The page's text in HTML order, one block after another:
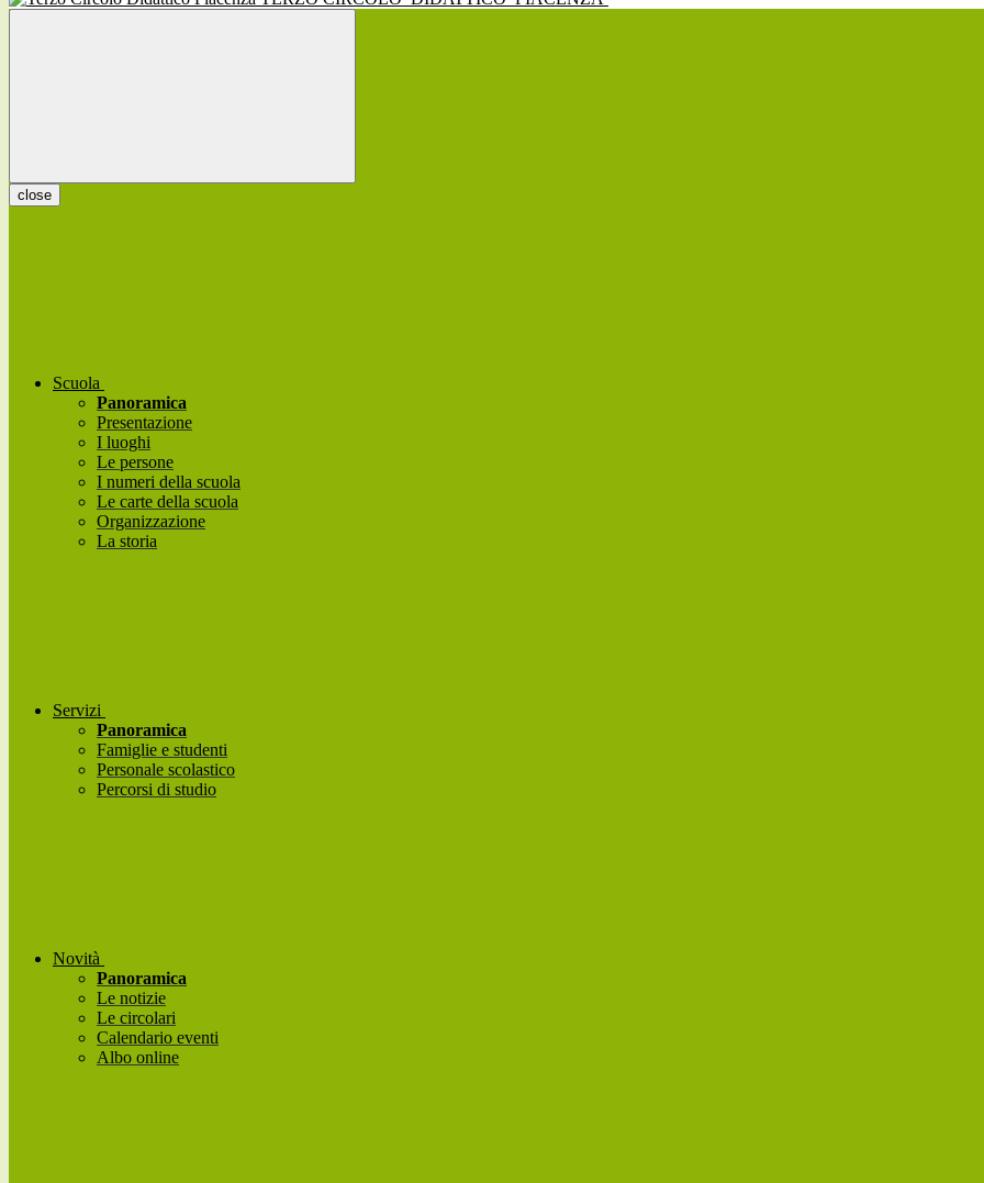
close
Scuola
Panoramica
Presentazione
I luoghi
Le persone
I numeri della scuola
Le carte della scuola
Organizzazione
La storia
Servizi
Panoramica
Famiglie e studenti
Personale scolastico
Percorsi di studio
Novità
Panoramica
Le notizie
Le circolari
Calendario eventi
Albo online